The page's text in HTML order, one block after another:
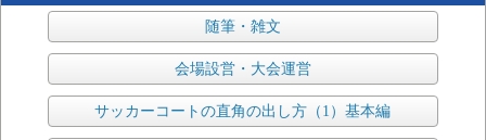
随筆・雑文
会場設営・大会運営
サッカーコートの直角の出し方（1）基本編